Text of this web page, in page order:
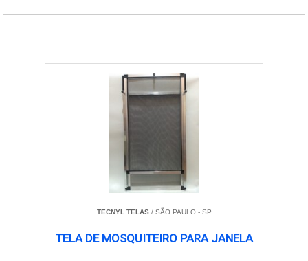
TECNYL TELAS/ SÃO PAULO - SP
TELA DE MOSQUITEIRO PARA JANELA